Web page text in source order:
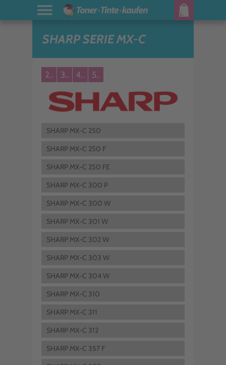
SHARP SERIE MX-C
2.. 3.. 4.. 5..
SHARP MX-C 250
SHARP MX-C 250 F
SHARP MX-C 250 FE
SHARP MX-C 300 P
SHARP MX-C 300 W
SHARP MX-C 301 W
SHARP MX-C 302 W
SHARP MX-C 303 W
SHARP MX-C 304 W
SHARP MX-C 310
SHARP MX-C 311
SHARP MX-C 312
SHARP MX-C 357 F